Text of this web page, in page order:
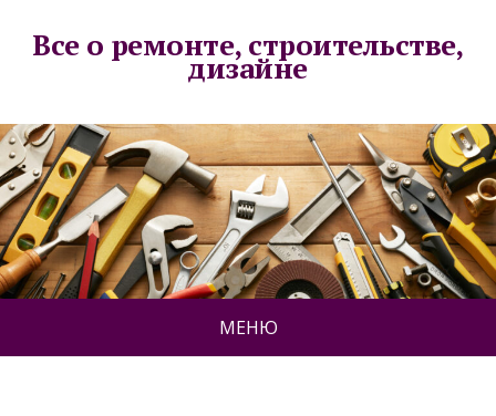
Все о ремонте, строительстве,
дизайне
МЕНЮ